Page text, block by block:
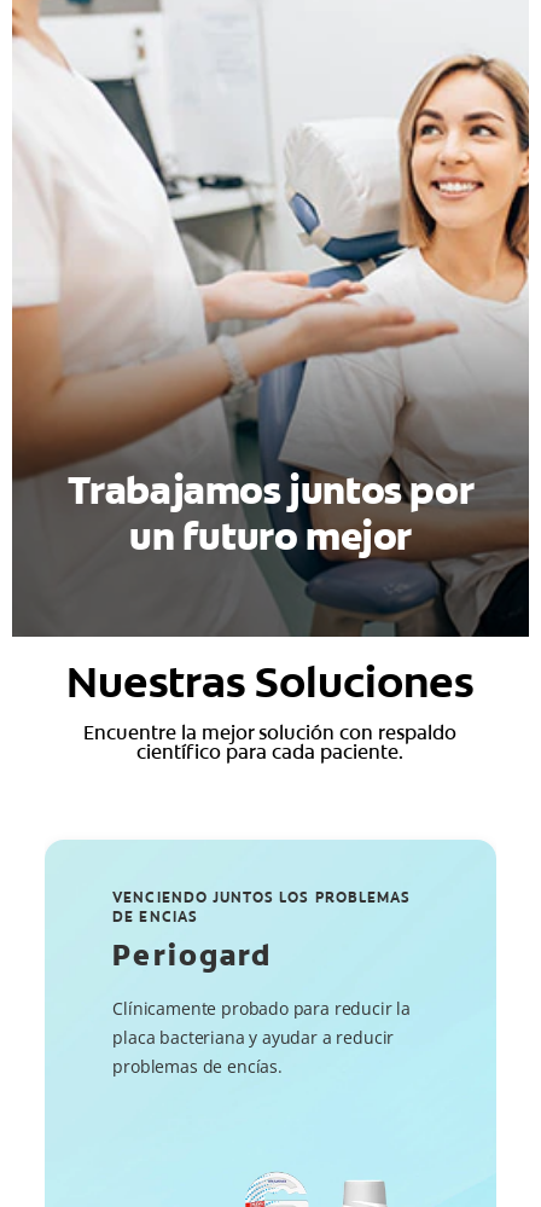
PARA PROFESIONALES
DÓNDE COMPRAR
UY (ES)
SUSCRIBITE
Trabajamos juntos por
un futuro mejor
Nuestras Soluciones
Encuentre la mejor solución con respaldo
científico para cada paciente.
VENCIENDO JUNTOS LOS PROBLEMAS
DE ENCIAS
Periogard
Clínicamente probado para reducir la
placa bacteriana y ayudar a reducir
problemas de encías.